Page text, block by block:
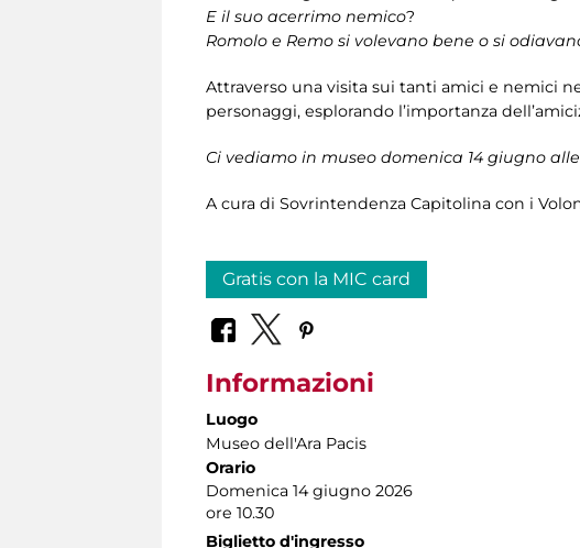
E il suo acerrimo nemico?
Romolo e Remo si volevano bene o si
Attraverso una visita sui tanti amici e nemici
personaggi, esplorando l’importanza
Ci vediamo in museo domenica 14 giugno alle
A cura di Sovrintendenza Capitolina con i
Gratis con la MIC card
Informazioni
Luogo
Museo dell'Ara Pacis
Orario
Domenica 14 giugno 2026
ore 10.30
Biglietto d'ingresso